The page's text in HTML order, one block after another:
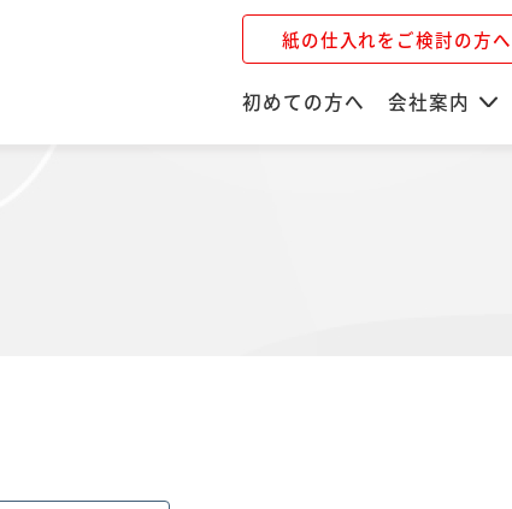
紙の仕入れをご検討の方へ
初めての方へ 会社案内